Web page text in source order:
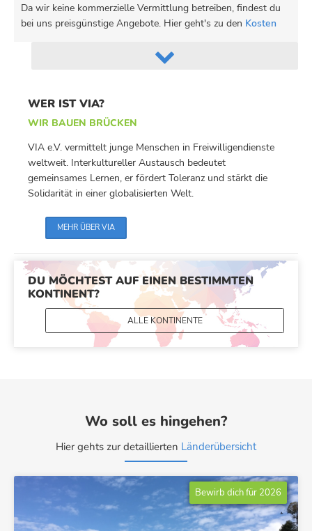
Da wir keine kommerzielle Vermittlung betreiben, findest du
bei uns preisgünstige Angebote. Hier geht's zu den Kosten

WER IST VIA?
WIR BAUEN BRÜCKEN
VIA e.V. vermittelt junge Menschen in Freiwilligendienste
weltweit. Interkultureller Austausch bedeutet
gemeinsames Lernen, er fördert Toleranz und stärkt die
Solidarität in einer globalisierten Welt.
MEHR ÜBER VIA
DU MÖCHTEST AUF EINEN BESTIMMTEN
KONTINENT?
ALLE KONTINENTE
Wo soll es hingehen?
Hier gehts zur detaillierten Länderübersicht
Bewirb dich für 2026